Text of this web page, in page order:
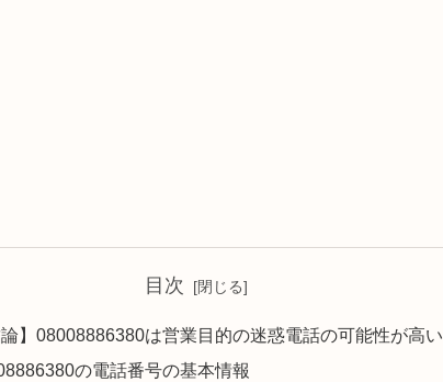
目次
論】08008886380は営業目的の迷惑電話の可能性が高い
の電話番号の基本情報